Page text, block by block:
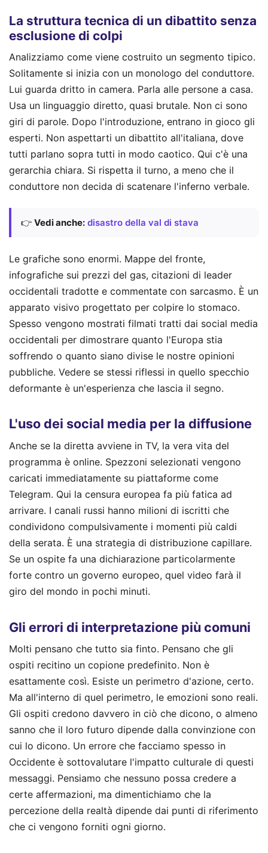
La struttura tecnica di un dibattito senza
esclusione di colpi
Analizziamo come viene costruito un segmento tipico.
Solitamente si inizia con un monologo del conduttore.
Lui guarda dritto in camera. Parla alle persone a casa.
Usa un linguaggio diretto, quasi brutale. Non ci sono
giri di parole. Dopo l'introduzione, entrano in gioco gli
esperti. Non aspettarti un dibattito all'italiana, dove
tutti parlano sopra tutti in modo caotico. Qui c'è una
gerarchia chiara. Si rispetta il turno, a meno che il
conduttore non decida di scatenare l'inferno verbale.
👉 Vedi anche: disastro della val di stava
Le grafiche sono enormi. Mappe del fronte,
infografiche sui prezzi del gas, citazioni di leader
occidentali tradotte e commentate con sarcasmo. È un
apparato visivo progettato per colpire lo stomaco.
Spesso vengono mostrati filmati tratti dai social media
occidentali per dimostrare quanto l'Europa stia
soffrendo o quanto siano divise le nostre opinioni
pubbliche. Vedere se stessi riflessi in quello specchio
deformante è un'esperienza che lascia il segno.
L'uso dei social media per la diffusione
Anche se la diretta avviene in TV, la vera vita del
programma è online. Spezzoni selezionati vengono
caricati immediatamente su piattaforme come
Telegram. Qui la censura europea fa più fatica ad
arrivare. I canali russi hanno milioni di iscritti che
condividono compulsivamente i momenti più caldi
della serata. È una strategia di distribuzione capillare.
Se un ospite fa una dichiarazione particolarmente
forte contro un governo europeo, quel video farà il
giro del mondo in pochi minuti.
Gli errori di interpretazione più comuni
Molti pensano che tutto sia finto. Pensano che gli
ospiti recitino un copione predefinito. Non è
esattamente così. Esiste un perimetro d'azione, certo.
Ma all'interno di quel perimetro, le emozioni sono reali.
Gli ospiti credono davvero in ciò che dicono, o almeno
sanno che il loro futuro dipende dalla convinzione con
cui lo dicono. Un errore che facciamo spesso in
Occidente è sottovalutare l'impatto culturale di questi
messaggi. Pensiamo che nessuno possa credere a
certe affermazioni, ma dimentichiamo che la
percezione della realtà dipende dai punti di riferimento
che ci vengono forniti ogni giorno.